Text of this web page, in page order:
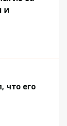
и
что его